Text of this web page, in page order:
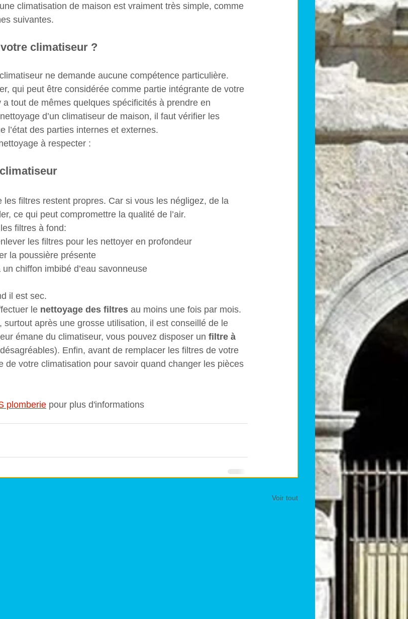
climatisation de maison est vraiment très simple, comme
suivantes.
climatiseur ?
ne demande aucune compétence particulière.
qui peut être considérée comme partie intégrante de votre
tout de mêmes quelques spécificités à prendre en
d’un climatiseur de maison, il faut vérifier les
l’état des parties internes et externes.
à respecter :
les filtres restent propres. Car si vous les négligez, de la
ce qui peut compromettre la qualité de l’air.
filtres à fond:
les filtres pour les nettoyer en profondeur
la poussière présente
chiffon imbibé d’eau savonneuse
il est sec.
le nettoyage des filtres au moins une fois par mois.
surtout après une grosse utilisation, il est conseillé de le
émane du climatiseur, vous pouvez disposer un filtre à
Enfin, avant de remplacer les filtres de votre
votre climatisation pour savoir quand changer les pièces
plomberie pour plus d'informations
Voir tout